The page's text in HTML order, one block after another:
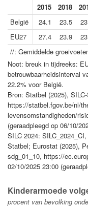
2015
2018
België
24.1 23.5
EU27
27.4 23.9
//: Gemiddelde
Noot: breuk in tijdreeks:
betrouwbaarheidsinterval
22.2% voor België.
Bron: Statbel (2025),
https://statbel.fgov.be/nl/
levensomstandigheden/
(geraadpleegd op 06/10/
SILC 2024:
Statbel; Eurostat (2025),
sdg_01_10, https://
02/10/2025 23:00
Kinderarmoede
procent van bevolking